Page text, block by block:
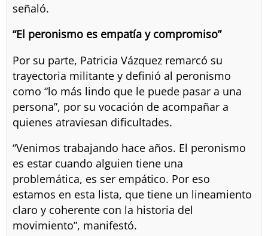
señaló.
“El peronismo es empatía y compromiso”
Por su parte, Patricia Vázquez remarcó su
trayectoria militante y definió al peronismo
como “lo más lindo que le puede pasar a una
persona”, por su vocación de acompañar a
quienes atraviesan dificultades.
“Venimos trabajando hace años. El peronismo
es estar cuando alguien tiene una
problemática, es ser empático. Por eso
estamos en esta lista, que tiene un lineamiento
claro y coherente con la historia del
movimiento”, manifestó.